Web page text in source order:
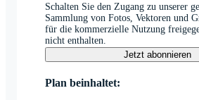
Schalten Sie den Zugang zu unserer
Sammlung von Fotos, Vektoren und
für die kommerzielle Nutzung
nicht enthalten.
Jetzt abonnieren
Plan beinhaltet: